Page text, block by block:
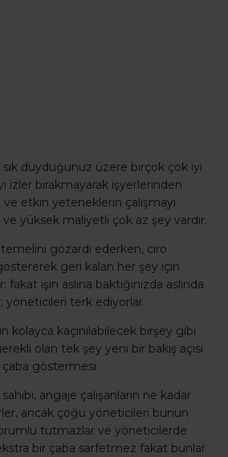
sık duyduğunuz üzere birçok çok iyi
izler bırakmayarak işyerlerinden
ve etkin yeteneklerin çalışmayı
ve yüksek maliyetli çok az şey vardır.
gözardı ederken, ciro
geri kalan her şey için
fakat işin aslına baktığınızda aslında
yöneticileri terk ediyorlar.
kolayca kaçınılabilecek birşey gibi
olan tek şey yeni bir bakış açısı
göstermesi.
angaje çalışanların ne kadar
ancak çoğu yöneticileri bunun
tutmazlar ve yöneticilerde
bir çaba sarfetmez fakat bunlar